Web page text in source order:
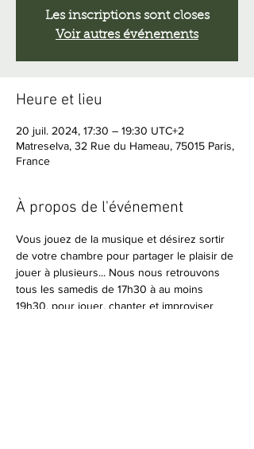
Les inscriptions sont closes
Voir autres événements
Heure et lieu
20 juil. 2024, 17:30 – 19:30 UTC+2
Matreselva, 32 Rue du Hameau, 75015 Paris,
France
À propos de l'événement
Vous jouez de la musique et désirez sortir
de votre chambre pour partager le plaisir de
jouer à plusieurs... Nous nous retrouvons
tous les samedis de 17h30 à au moins
19h30, pour jouer, chanter et improviser